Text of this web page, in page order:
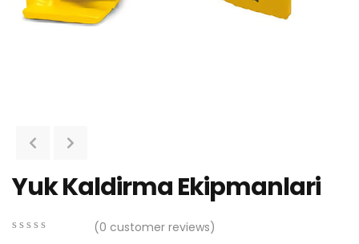
Yuk Kaldirma Ekipmanlari
(0 customer reviews)